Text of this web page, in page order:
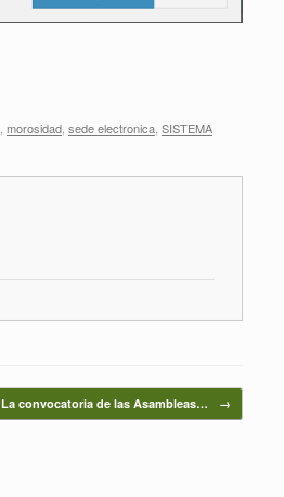
morosidad sede electronica SISTEMA
La convocatoria de las Asambleas… →